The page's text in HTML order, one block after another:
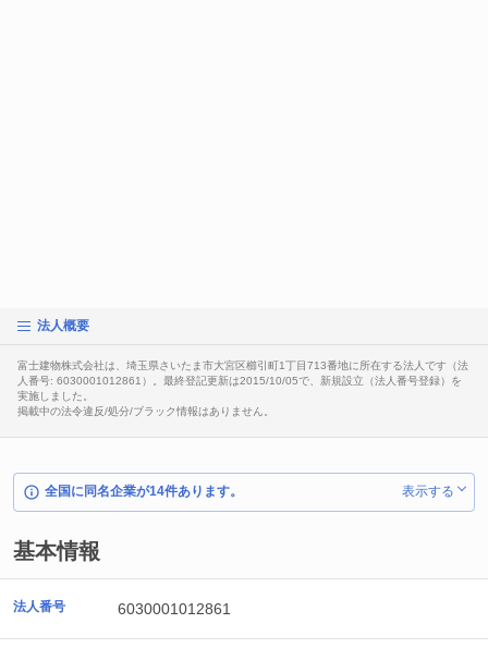
法人概要
富士建物株式会社は、埼玉県さいたま市大宮区櫛引町1丁目713番地に所在する法人です（法
人番号: 6030001012861）。最終登記更新は2015/10/05で、新規設立（法人番号登録）を
実施しました。
掲載中の法令違反/処分/ブラック情報はありません。
全国に同名企業が14件あります。 表示する
基本情報
法人番号 6030001012861